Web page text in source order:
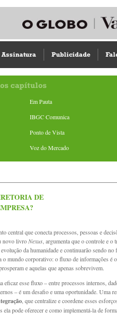
Assinatura Publicidade
capítulos
Em Pauta
IBGC Comunica
Ponto de Vista
Voz do Mercado
DE
central que conecta processos, pessoas e
novo livroNexus, argumenta que o controle e o
da humanidade e continuarão sendo no
o mundo corporativo: o fluxo de informações é
e aquelas que apenas sobrevivem.
eficaz esse fluxo – entre processos internos,
– é um desafio e uma oportunidade. Uma
, que centralize e coordene esses
ela pode oferecer e como implementá-la de